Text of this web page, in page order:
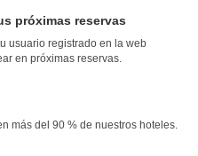
próximas reservas
usuario registrado en la web
en próximas reservas.
más del 90 % de nuestros hoteles.